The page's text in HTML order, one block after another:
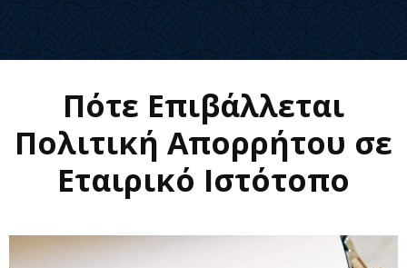
Πότε Επιβάλλεται
Πολιτική Απορρήτου σε
Εταιρικό Ιστότοπο